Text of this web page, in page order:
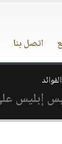
اتصل بنا
إبليس على